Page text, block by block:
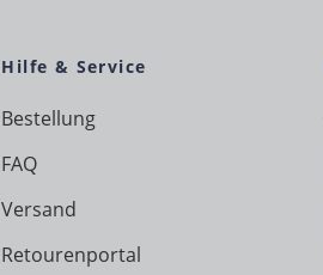
Hilfe & Service
Bestellung
FAQ
Versand
Retourenportal